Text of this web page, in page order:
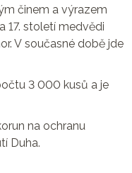
činem a výrazem
17. století medvědi
V současné době jde
3 000 kusů a je
na ochranu
Duha.